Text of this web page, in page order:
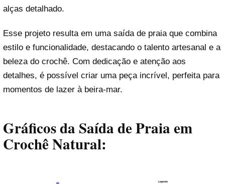
alças detalhado.
Esse projeto resulta em uma saída de praia que combina
estilo e funcionalidade, destacando o talento artesanal e a
beleza do crochê. Com dedicação e atenção aos
detalhes, é possível criar uma peça incrível, perfeita para
momentos de lazer à beira-mar.
Gráficos da Saída de Praia em
Crochê Natural: